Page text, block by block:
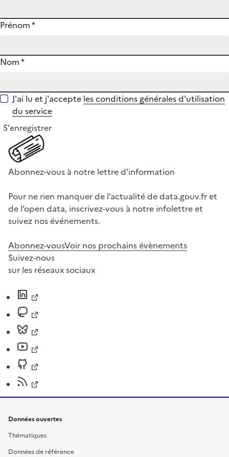
Prénom*
Nom*
J'ai lu et j'accepte les conditions générales d'utilisation
du service
S'enregistrer
Abonnez-vous à notre lettre d'information
Pour ne rien manquer de l’actualité de data.gouv.fr et
de l’open data, inscrivez-vous à notre infolettre et
suivez nos événements.
Abonnez-vousVoir nos prochains évènements
Suivez-nous
sur les réseaux sociaux
Données ouvertes
Thématiques
Données de référence